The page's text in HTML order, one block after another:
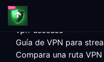
vpn-usecase
Guía de VPN para
Compara una ruta